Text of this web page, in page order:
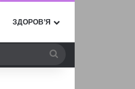
ЗДОРОВ’Я